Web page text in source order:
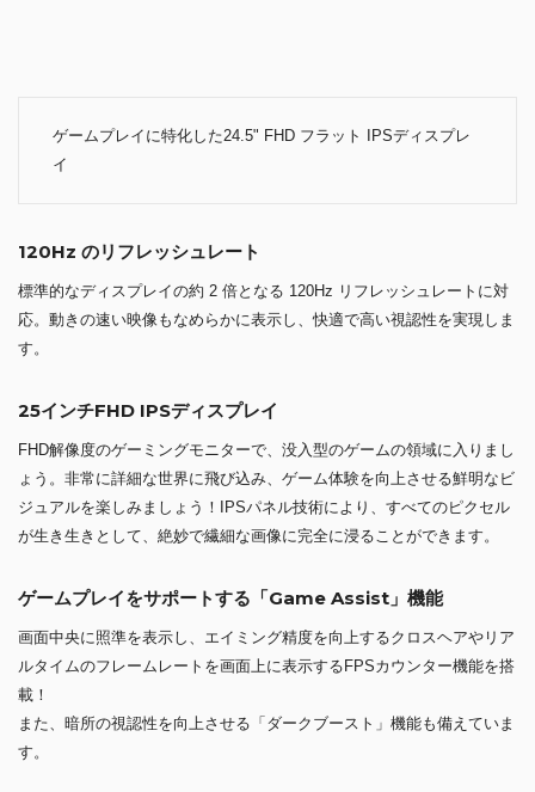
ゲームプレイに特化した24.5" FHD フラット IPSディスプレ
イ
標準的なディスプレイの約 2 倍となる 120Hz リフレッシュレートに対
応。動きの速い映像もなめらかに表示し、快適で高い視認性を実現しま
す。